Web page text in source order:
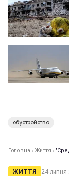
обустройство
Головна › Життя ›
ЖИТТЯ 24 липня